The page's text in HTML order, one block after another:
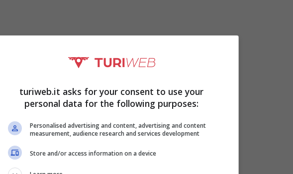
sta preparando ad accogliere un evento
prolungando l’atmosfera estiva ormai agli
turiweb.it asks for your consent to use your
personal data for the following purposes:
Personalised advertising and content, advertising and content
measurement, audience research and services development
Store and/or access information on a device